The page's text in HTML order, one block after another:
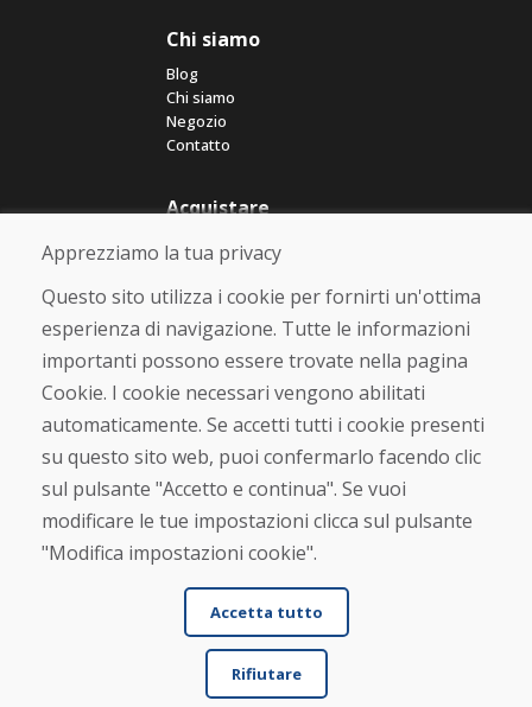
Chi siamo
Blog
Chi siamo
Negozio
Contatto
Acquistare
Negozio online
Termini e condizioni commerciali
Spedizione e pagamento
Reso e cambio merce
Protezione dei dati personali
Cookies
Verificato dai clienti
★★★★★
© DOMIVOSPORT 2026, tutti i diritti riservati
Apprezziamo la tua privacy
Questo sito utilizza i cookie per fornirti un'ottima
esperienza di navigazione. Tutte le informazioni
importanti possono essere trovate nella pagina
Cookie. I cookie necessari vengono abilitati
automaticamente. Se accetti tutti i cookie presenti
su questo sito web, puoi confermarlo facendo clic
sul pulsante "Accetto e continua". Se vuoi
modificare le tue impostazioni clicca sul pulsante
"Modifica impostazioni cookie".
Accetta tutto
Rifiutare